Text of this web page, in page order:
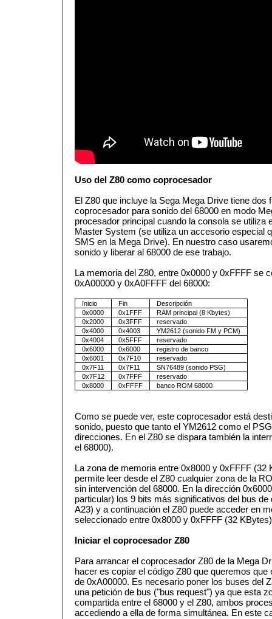
Uso del Z80 como coprocesador
El Z80 que incluye la Sega Mega Drive tiene dos
coprocesador para sonido del 68000 en modo
procesador principal cuando la consola se utiliza
Master System (se utiliza un accesorio especial
SMS en la Mega Drive). En nuestro caso
sonido y liberar al 68000 de ese trabajo.
La memoria del Z80, entre 0x0000 y 0xFFFF se
0xA00000 y 0xA0FFFF del 68000:
Inicio Fin
Descripción
0x0000
0x1FFF
RAM principal (8 Kbytes)
0x2000
0x3FFF
reservado
0x4000
0x4003
YM2612 (sonido FM y PCM)
0x4004
0x5FFF
reservado
0x6000
0x6000
registro de banco
0x6001
0x7F10
reservado
0x7F11
0x7F11
SN76489 (sonido PSG)
0x7F12
0x7FFF
reservado
0x8000
0xFFFF banco ROM 68000
Como se puede ver, este coprocesador está
sonido, puesto que tanto el YM2612 como el
direcciones. En el Z80 se dispara también la
el 68000).
La zona de memoria entre 0x8000 y 0xFFFF (32
permite leer desde el Z80 cualquier zona de la
sin intervención del 68000. En la dirección
particular) los 9 bits más significativos del bus
A23) y a continuación el Z80 puede acceder en
seleccionado entre 0x8000 y 0xFFFF (32
Iniciar el coprocesador Z80
Para arrancar el coprocesador Z80 de la Mega
hacer es copiar el código Z80 que queremos
de 0xA00000. Es necesario poner los buses del
una petición de bus ("bus request") ya que esta
compartida entre el 68000 y el Z80, ambos
accediendo a ella de forma simultánea. En este